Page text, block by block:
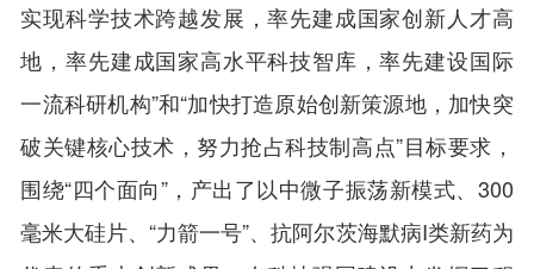
实现科学技术跨越发展，率先建成国家创新人才高
地，率先建成国家高水平科技智库，率先建设国际
一流科研机构”和“加快打造原始创新策源地，加快突
破关键核心技术，努力抢占科技制高点”目标要求，
围绕“四个面向”，产出了以中微子振荡新模式、300
毫米大硅片、“力箭一号”、抗阿尔茨海默病I类新药为